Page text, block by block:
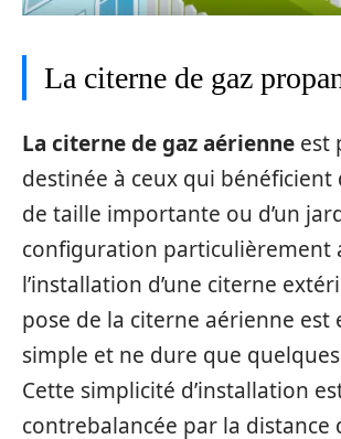
La citerne de gaz
La citerne de gaz aérienne est
destinée à ceux qui bénéficient
de taille importante ou d’un
configuration particulièrement
l’installation d’une citerne
pose de la citerne aérienne
simple et ne dure que
Cette simplicité d’installation
contrebalancée par la distance